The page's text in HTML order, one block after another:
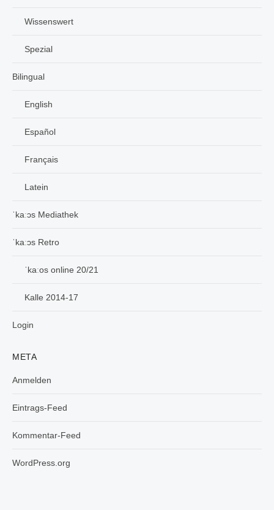
Wissenswert
Spezial
Bilingual
English
Español
Français
Latein
ˈkaːɔs Mediathek
ˈkaːɔs Retro
ˈkaːos online 20/21
Kalle 2014-17
Login
META
Anmelden
Eintrags-Feed
Kommentar-Feed
WordPress.org